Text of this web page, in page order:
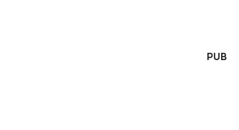
PUB